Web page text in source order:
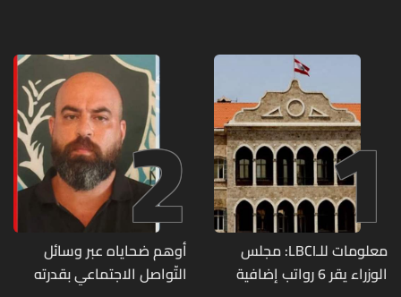
1
معلومات للـLBCI: مجلس
الوزراء يقر 6 رواتب إضافية
2
أوهم ضحاياه عبر وسائل
التّواصل الاجتماعي بقدرته